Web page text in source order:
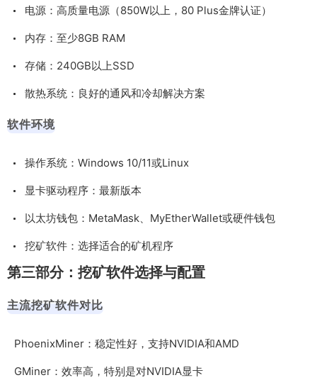
电源：高质量电源（850W以上，80 Plus金牌认证）
内存：至少8GB RAM
存储：240GB以上SSD
散热系统：良好的通风和冷却解决方案
软件环境
操作系统：Windows 10/11或Linux
显卡驱动程序：最新版本
以太坊钱包：MetaMask、MyEtherWallet或硬件钱包
挖矿软件：选择适合的矿机程序
第三部分：挖矿软件选择与配置
主流挖矿软件对比
PhoenixMiner：稳定性好，支持NVIDIA和AMD
GMiner：效率高，特别是对NVIDIA显卡